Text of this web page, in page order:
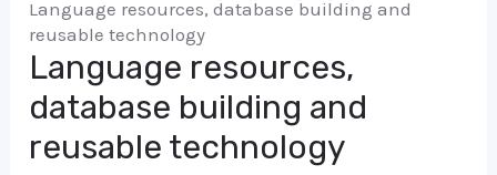
Language resources, database building and
reusable technology
Language resources,
database building and
reusable technology